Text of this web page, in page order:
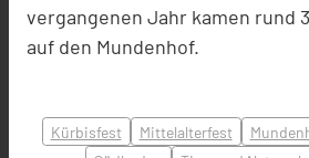
vergangenen Jahr kamen rund
auf den Mundenhof.
Kürbisfest Mittelalterfest